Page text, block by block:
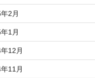
2月
1月
12月
11月